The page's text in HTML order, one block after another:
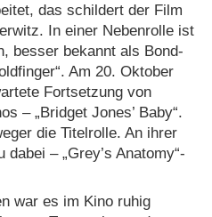
das schildert der Film
In einer Nebenrolle ist
besser bekannt als Bond-
Am 20. Oktober
Fortsetzung von
– „Bridget Jones’ Baby“.
die Titelrolle. An ihrer
– „Grey’s Anatomy“-
war es im Kino ruhig